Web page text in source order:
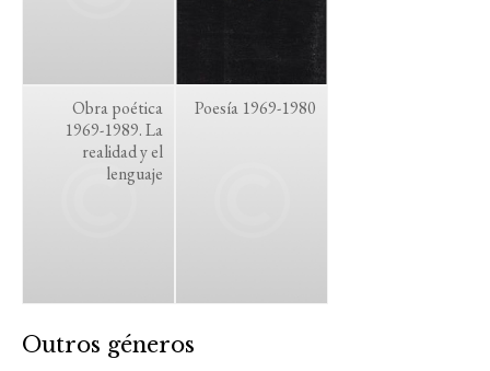
Obra poética
1969-1989. La
realidad y el
lenguaje
Poesía 1969-1980
Outros géneros